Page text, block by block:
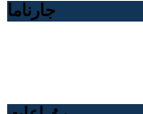
جارناما